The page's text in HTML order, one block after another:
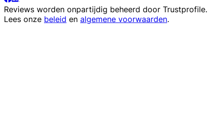
Reviews worden onpartijdig beheerd door Trustprofile.
Lees onze beleid en algemene voorwaarden.